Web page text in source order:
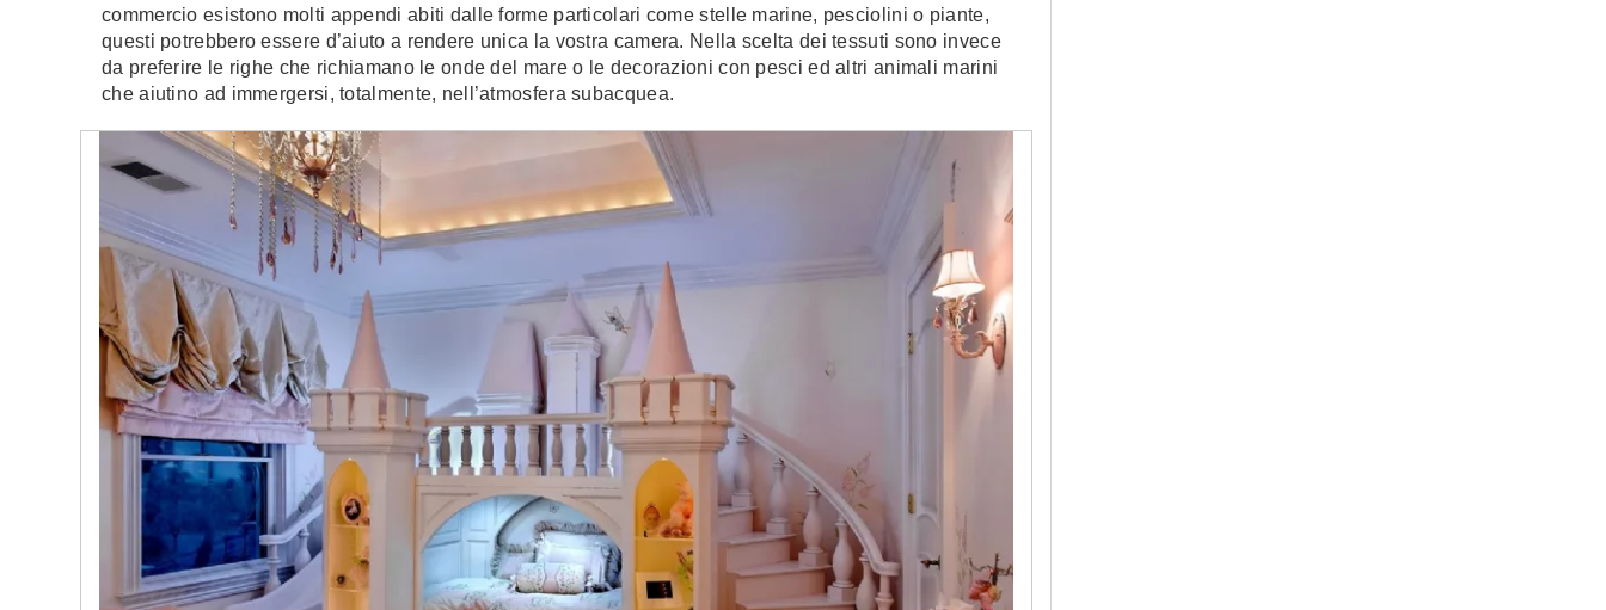
commercio esistono molti appendi abiti dalle forme particolari come stelle marine, pesciolini o piante,
questi potrebbero essere d’aiuto a rendere unica la vostra camera. Nella scelta dei tessuti sono invece
da preferire le righe che richiamano le onde del mare o le decorazioni con pesci ed altri animali marini
che aiutino ad immergersi, totalmente, nell’atmosfera subacquea.